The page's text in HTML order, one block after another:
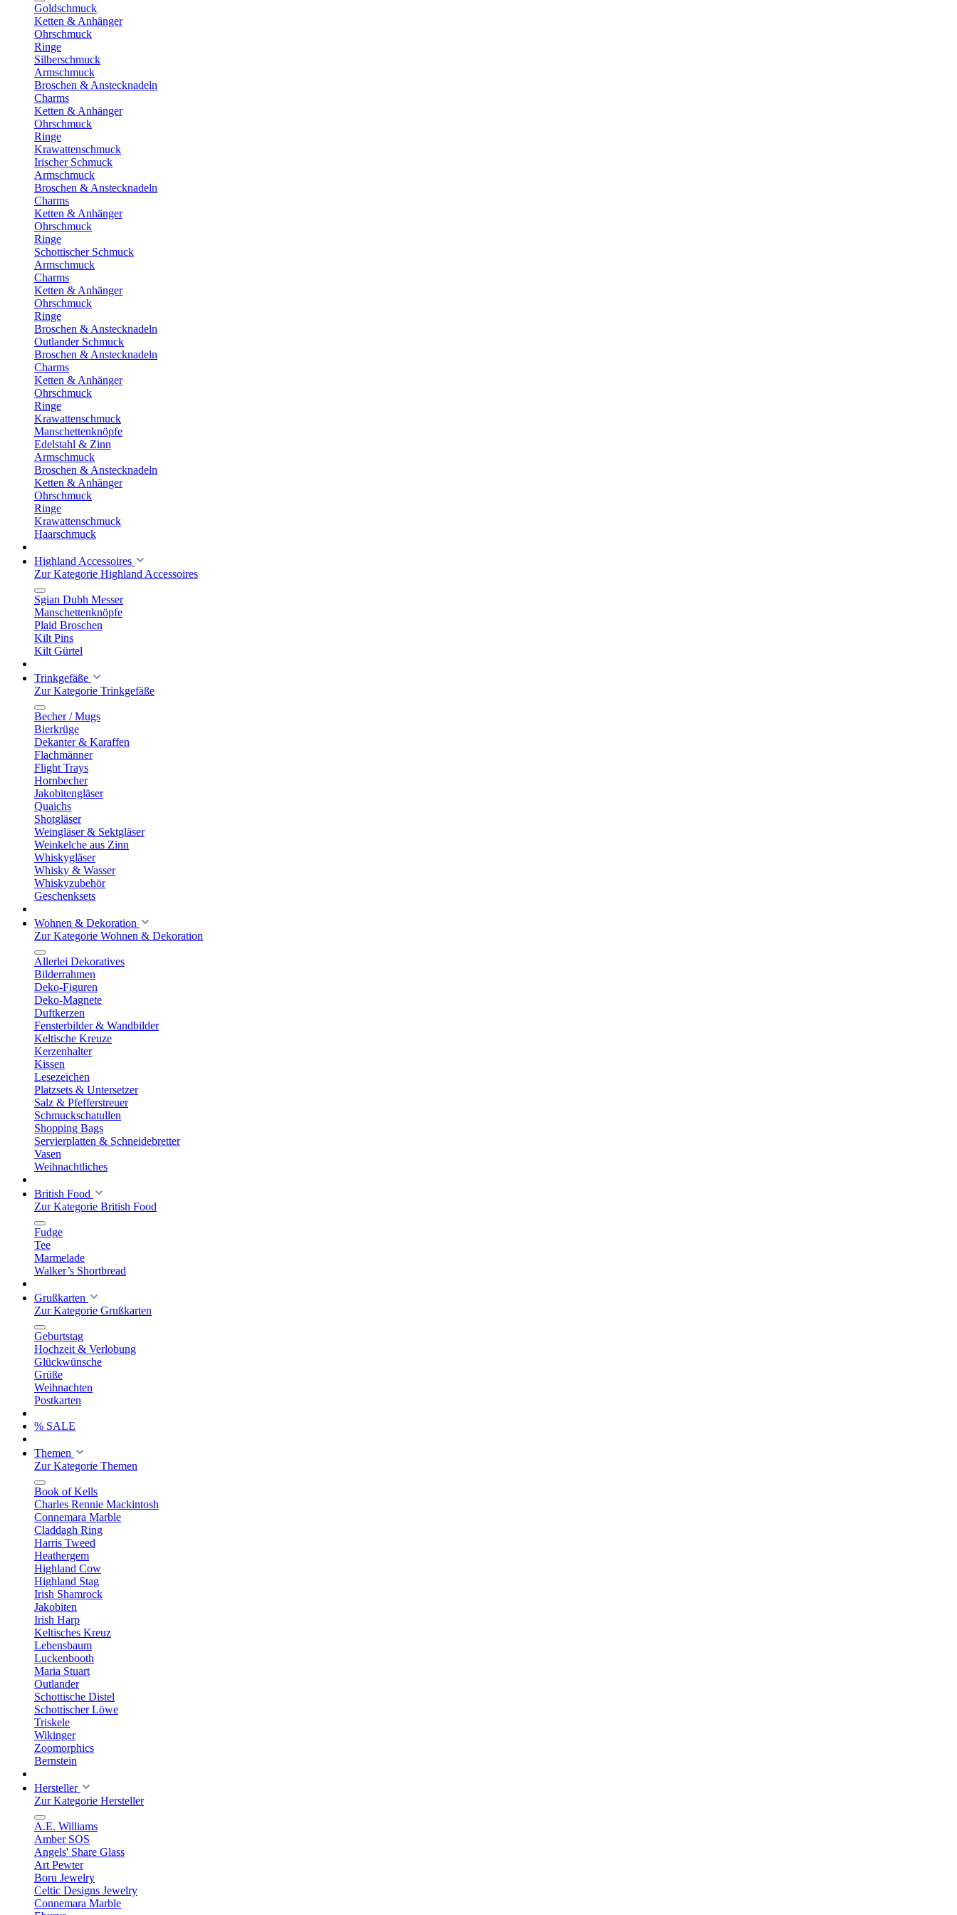
Goldschmuck
Ketten & Anhänger
Ohrschmuck
Ringe
Silberschmuck
Armschmuck
Broschen & Anstecknadeln
Charms
Ketten & Anhänger
Ohrschmuck
Ringe
Krawattenschmuck
Irischer Schmuck
Armschmuck
Broschen & Anstecknadeln
Charms
Ketten & Anhänger
Ohrschmuck
Ringe
Schottischer Schmuck
Armschmuck
Charms
Ketten & Anhänger
Ohrschmuck
Ringe
Broschen & Anstecknadeln
Outlander Schmuck
Broschen & Anstecknadeln
Charms
Ketten & Anhänger
Ohrschmuck
Ringe
Krawattenschmuck
Manschettenknöpfe
Edelstahl & Zinn
Armschmuck
Broschen & Anstecknadeln
Ketten & Anhänger
Ohrschmuck
Ringe
Krawattenschmuck
Haarschmuck
Highland Accessoires
Zur Kategorie Highland Accessoires
Sgian Dubh Messer
Manschettenknöpfe
Plaid Broschen
Kilt Pins
Kilt Gürtel
Trinkgefäße
Zur Kategorie Trinkgefäße
Becher / Mugs
Bierkrüge
Dekanter & Karaffen
Flachmänner
Flight Trays
Hornbecher
Jakobitengläser
Quaichs
Shotgläser
Weingläser & Sektgläser
Weinkelche aus Zinn
Whiskygläser
Whisky & Wasser
Whiskyzubehör
Geschenksets
Wohnen & Dekoration
Zur Kategorie Wohnen & Dekoration
Allerlei Dekoratives
Bilderrahmen
Deko-Figuren
Deko-Magnete
Duftkerzen
Fensterbilder & Wandbilder
Keltische Kreuze
Kerzenhalter
Kissen
Lesezeichen
Platzsets & Untersetzer
Salz & Pfefferstreuer
Schmuckschatullen
Shopping Bags
Servierplatten & Schneidebretter
Vasen
Weihnachtliches
British Food
Zur Kategorie British Food
Fudge
Tee
Marmelade
Walker’s Shortbread
Grußkarten
Zur Kategorie Grußkarten
Geburtstag
Hochzeit & Verlobung
Glückwünsche
Grüße
Weihnachten
Postkarten
% SALE
Themen
Zur Kategorie Themen
Book of Kells
Charles Rennie Mackintosh
Connemara Marble
Claddagh Ring
Harris Tweed
Heathergem
Highland Cow
Highland Stag
Irish Shamrock
Jakobiten
Irish Harp
Keltisches Kreuz
Lebensbaum
Luckenbooth
Maria Stuart
Outlander
Schottische Distel
Schottischer Löwe
Triskele
Wikinger
Zoomorphics
Bernstein
Hersteller
Zur Kategorie Hersteller
A.E. Williams
Amber SOS
Angels' Share Glass
Art Pewter
Boru Jewelry
Celtic Designs Jewelry
Connemara Marble